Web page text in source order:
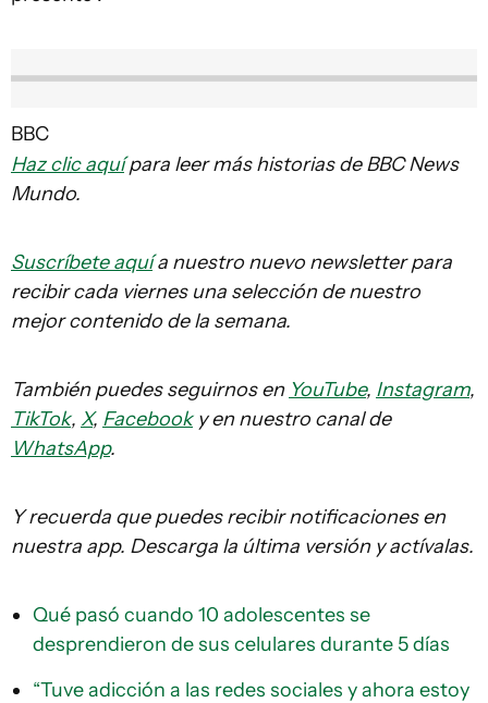
BBC
Haz clic aquípara leer más historias de BBC News
Mundo.
Suscríbete aquía nuestro nuevo newsletter para
recibir cada viernes una selección de nuestro
mejor contenido de la semana.
También puedes seguirnos en YouTube, Instagram,
TikTok, X, Facebooky en nuestro canal de
WhatsApp.
Y recuerda que puedes recibir notificaciones en
nuestra app. Descarga la última versión y actívalas.
Qué pasó cuando 10 adolescentes se
desprendieron de sus celulares durante 5 días
“Tuve adicción a las redes sociales y ahora estoy